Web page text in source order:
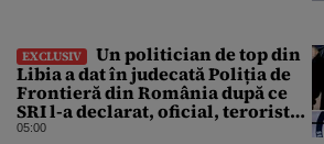
EXCLUSIV
Un politician de top din
Libia a dat în judecată Poliția de
Frontieră din România după ce
SRI l-a declarat, oficial, terorist
ISIS
05:00